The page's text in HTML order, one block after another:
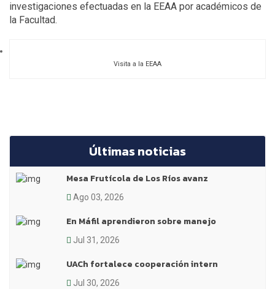
investigaciones efectuadas en la EEAA por académicos de
la Facultad.
Visita a la EEAA
Últimas noticias
Mesa Frutícola de Los Ríos avanz
Ago 03, 2026
En Máfil aprendieron sobre manejo
Jul 31, 2026
UACh fortalece cooperación intern
Jul 30, 2026